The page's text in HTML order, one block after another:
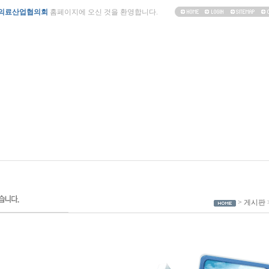
료산업협의회 홈페이지에 오신 것을 환영합니다.
> 게시판